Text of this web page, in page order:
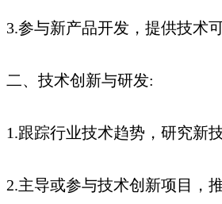
3.参与新产品开发，提供技术
二、技术创新与研发:
1.跟踪行业技术趋势，研究新
2.主导或参与技术创新项目，